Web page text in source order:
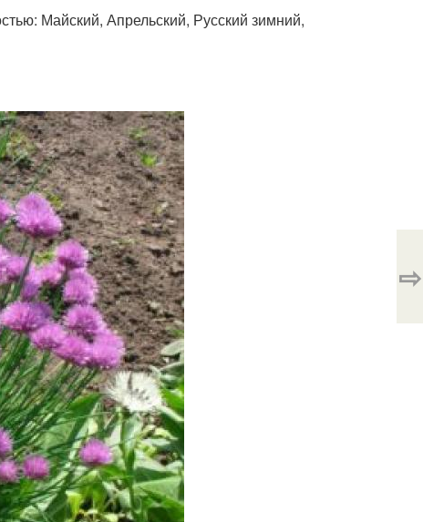
Майский, Апрельский, Русский зимний,
⇨